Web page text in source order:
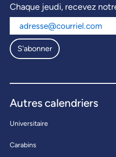
Chaque jeudi, recevez
S'abonner
Autres calendriers
Universitaire
Carabins